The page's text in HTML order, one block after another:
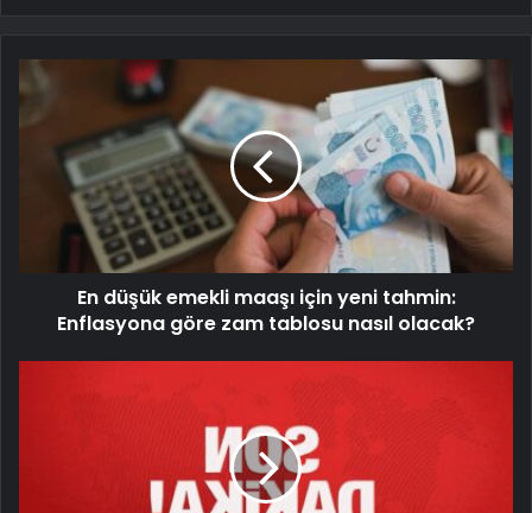
En düşük emekli maaşı için yeni tahmin:
Enflasyona göre zam tablosu nasıl olacak?